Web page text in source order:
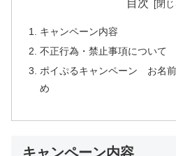
目次
キャンペーン内容
不正行為・禁止事項について
ポイぷるキャンペーン お名
め
キャンペーン内容